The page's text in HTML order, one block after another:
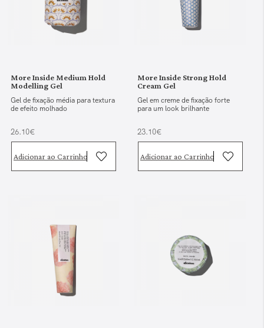
More Inside Medium Hold
Modelling Gel
Gel de fixação média para textura
de efeito molhado
26.10€
Adicionar ao Carrinho
More Inside Strong Hold
Cream Gel
Gel em creme de fixação forte
para um look brilhante
23.10€
Adicionar ao Carrinho